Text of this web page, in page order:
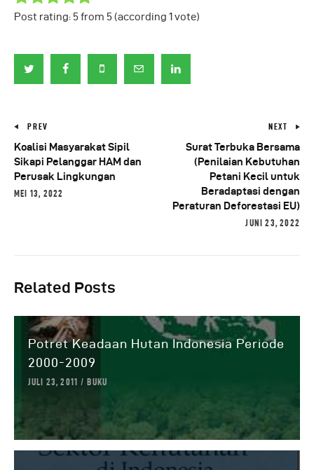
Post rating: 5from 5(according 1 vote)
PREV
Koalisi Masyarakat Sipil
Sikapi Pelanggar HAM dan
Perusak Lingkungan
MEI 13, 2022
NEXT
Surat Terbuka Bersama
(Penilaian Kebutuhan
Petani Kecil untuk
Beradaptasi dengan
Peraturan Deforestasi EU)
JUNI 23, 2022
Related Posts
Potret Keadaan Hutan Indonesia Periode
2000-2009
JULI 23, 2011 BUKU